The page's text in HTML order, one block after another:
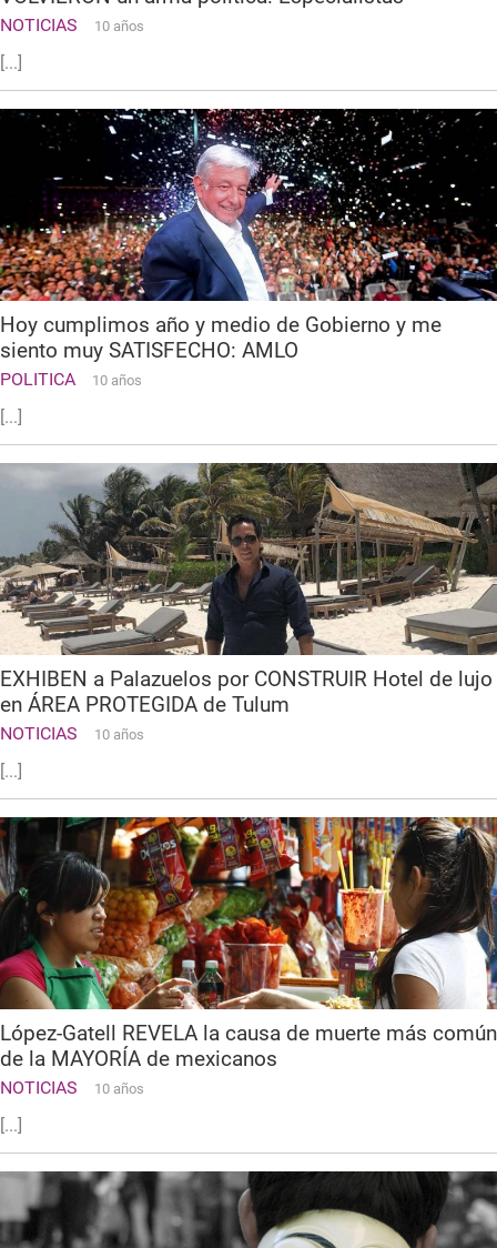
NOTICIAS 10 años
[...]
Hoy cumplimos año y medio de Gobierno y me
siento muy SATISFECHO: AMLO
POLITICA 10 años
[...]
EXHIBEN a Palazuelos por CONSTRUIR Hotel de lujo
en ÁREA PROTEGIDA de Tulum
NOTICIAS 10 años
[...]
López-Gatell REVELA la causa de muerte más común
de la MAYORÍA de mexicanos
NOTICIAS 10 años
[...]